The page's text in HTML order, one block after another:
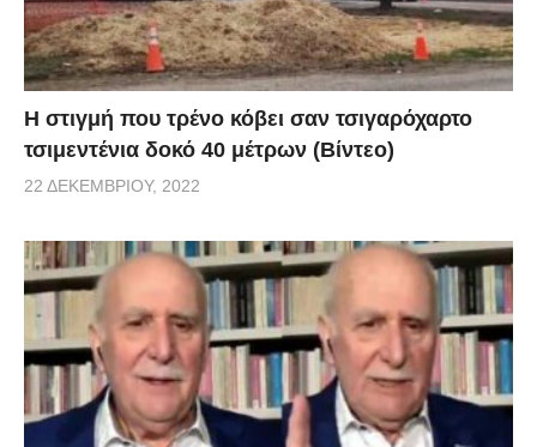
H στιγμή που τρένο κόβει σαν τσιγαρόχαρτο
τσιμεντένια δοκό 40 μέτρων (Βίντεο)
22 ΔΕΚΕΜΒΡΊΟΥ, 2022